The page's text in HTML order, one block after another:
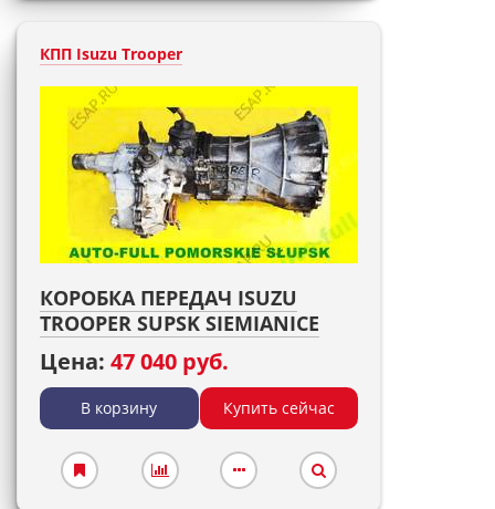
КПП Isuzu Trooper
КОРОБКА ПЕРЕДАЧ ISUZU
TROOPER SUPSK SIEMIANICE
Цена: 47 040 руб.
В корзину Купить сейчас